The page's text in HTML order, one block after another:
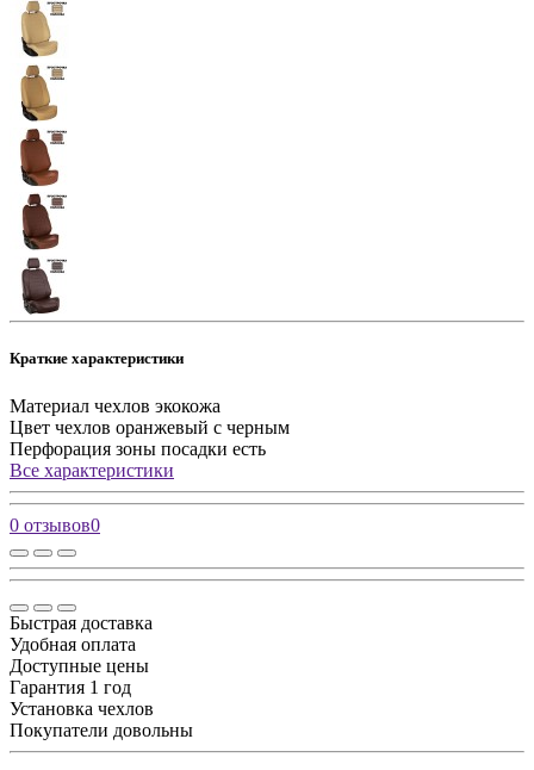
Краткие характеристики
Материал чехлов экокожа
Цвет чехлов оранжевый с черным
Перфорация зоны посадки есть
Все характеристики
0 отзывов0
Быстрая доставка
Удобная оплата
Доступные цены
Гарантия 1 год
Установка чехлов
Покупатели довольны